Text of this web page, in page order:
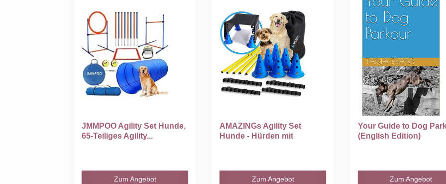
JMMPOO Agility Set Hunde,
65-Teiliges Agility...
Zum Angebot
AMAZINGs Agility Set
Hunde - Hürden mit
Zum Angebot
Your Guide to Dog
(English Edition)
Zum Angebot